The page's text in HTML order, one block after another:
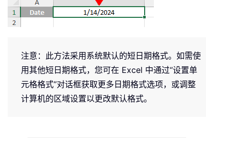
注意：此方法采用系统默认的短日期格式。如需使
用其他短日期格式，您可在 Excel 中通过“设置单
元格格式”对话框获取更多日期格式选项，或调整
计算机的区域设置以更改默认格式。